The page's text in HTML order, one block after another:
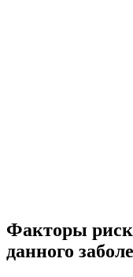
Факторы
данного